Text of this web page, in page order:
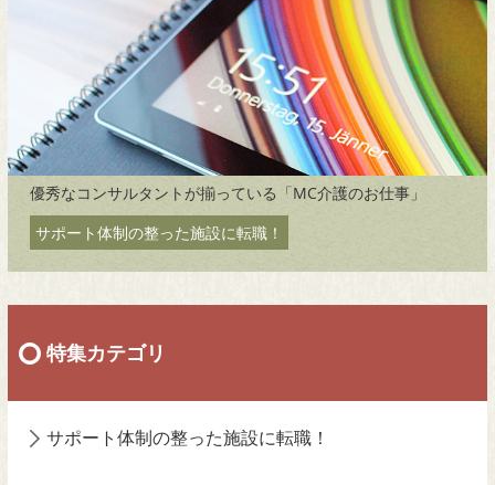
優秀なコンサルタントが揃っている「MC介護のお仕事」
サポート体制の整った施設に転職！
特集カテゴリ
サポート体制の整った施設に転職！